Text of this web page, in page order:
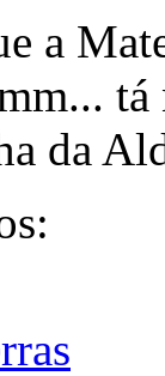
a
da